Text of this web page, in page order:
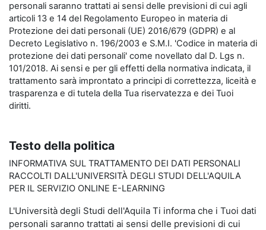
personali saranno trattati ai sensi delle previsioni di cui agli
articoli 13 e 14 del Regolamento Europeo in materia di
Protezione dei dati personali (UE) 2016/679 (GDPR) e al
Decreto Legislativo n. 196/2003 e S.M.I. 'Codice in materia di
protezione dei dati personali' come novellato dal D. Lgs n.
101/2018. Ai sensi e per gli effetti della normativa indicata, il
trattamento sarà improntato a principi di correttezza, liceità e
trasparenza e di tutela della Tua riservatezza e dei Tuoi
diritti.
Testo della politica
INFORMATIVA SUL TRATTAMENTO DEI DATI PERSONALI
RACCOLTI DALL'UNIVERSITÀ DEGLI STUDI DELL'AQUILA
PER IL SERVIZIO ONLINE E-LEARNING
L'Università degli Studi dell'Aquila Ti informa che i Tuoi dati
personali saranno trattati ai sensi delle previsioni di cui